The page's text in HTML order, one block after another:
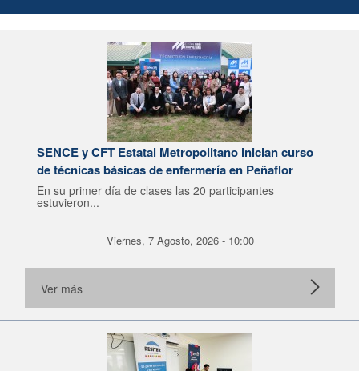
SENCE y CFT Estatal Metropolitano inician curso
de técnicas básicas de enfermería en Peñaflor
En su primer día de clases las 20 participantes
estuvieron...
Viernes, 7 Agosto, 2026 - 10:00
Ver más